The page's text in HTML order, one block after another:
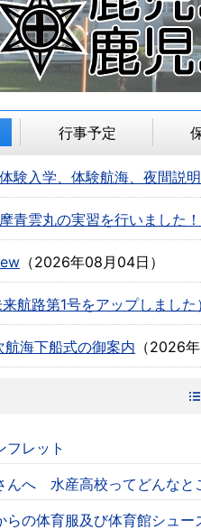
行事予定
験入学、体験航海、夜間説
青雲丸の実習を行いました！
（2026年08月04日 ）
航路第1号をアップしました）
航海下船式の御案内 （2026
フレット
んへ 水産高校ってどんなと
らの体育服及び体育館シュー